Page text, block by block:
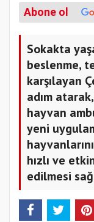
Abone ol
Sokakta
beslenme,
karşılayan
adım
hayvan
yeni
hızlı ve
edilmesi